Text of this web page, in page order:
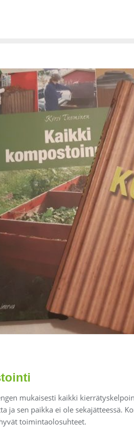
mukaisesti kaikki
ja sen paikka ei ole sekajätteessä.
toimintaolosuhteet.